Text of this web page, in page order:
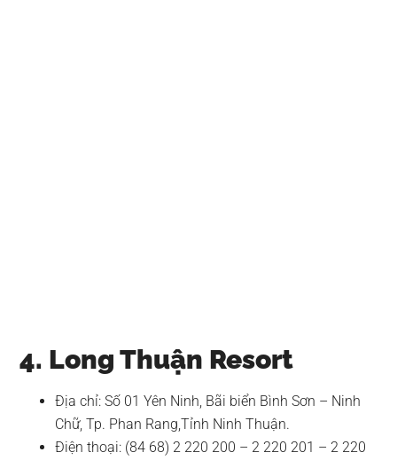
4. Long Thuận Resort
Địa chỉ: Số 01 Yên Ninh, Bãi biển Bình Sơn – Ninh
Chữ, Tp. Phan Rang,Tỉnh Ninh Thuận.
Điện thoại: (84 68) 2 220 200 – 2 220 201 – 2 220